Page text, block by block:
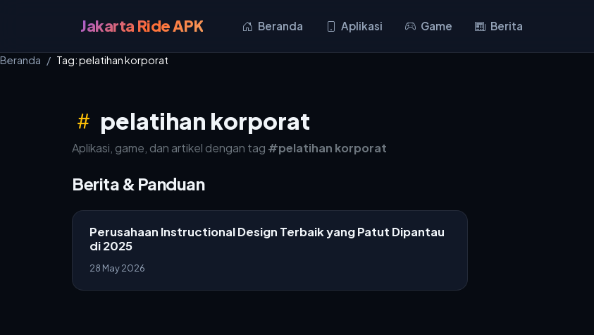
Jakarta Ride APK Beranda Aplikasi Game Berita
Beranda Tag: pelatihan korporat
pelatihan korporat
Aplikasi, game, dan artikel dengan tag #pelatihan korporat
Berita & Panduan
Perusahaan Instructional Design Terbaik yang Patut Dipantau
di 2025
28 May 2026